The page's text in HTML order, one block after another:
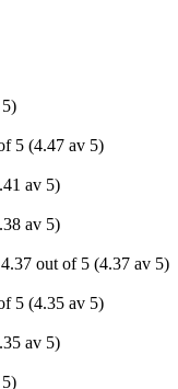
(4.47 av 5)
av 5)
av 5)
(4.37 av 5)
(4.35 av 5)
av 5)